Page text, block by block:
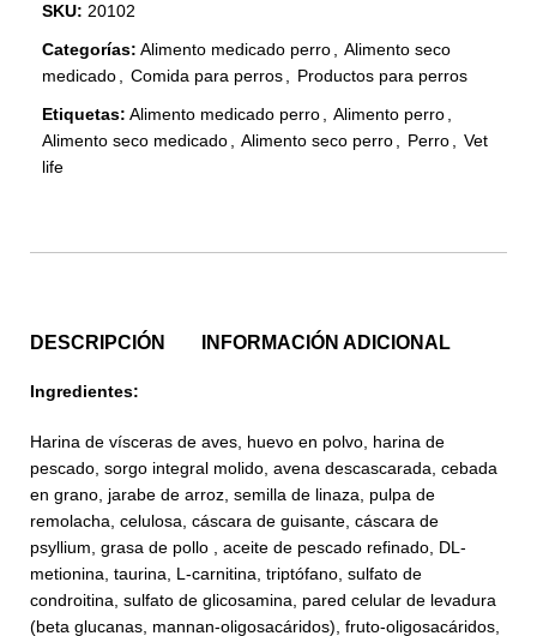
SKU: 20102
Categorías: Alimento medicado perro
Alimento seco
medicado
Comida para perros
Productos para perros
Etiquetas: Alimento medicado perro Alimento perro
Alimento seco medicado
Alimento seco perro Perro
Vet
life
DESCRIPCIÓN INFORMACIÓN ADICIONAL
Ingredientes:
Harina de vísceras de aves, huevo en polvo, harina de
pescado, sorgo integral molido, avena descascarada, cebada
en grano, jarabe de arroz, semilla de linaza, pulpa de
remolacha, celulosa, cáscara de guisante, cáscara de
psyllium, grasa de pollo , aceite de pescado refinado, DL-
metionina, taurina, L-carnitina, triptófano, sulfato de
condroitina, sulfato de glicosamina, pared celular de levadura
(beta glucanas, mannan-oligosacáridos), fruto-oligosacáridos,